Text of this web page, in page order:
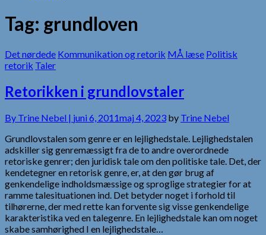
Tag: grundloven
Det nørdede Kommunikation og retorik MÅ læse Politisk
retorik Taler
Retorikken i grundlovstaler
By Trine Nebel | juni 6, 2011maj 4, 2023 by Trine Nebel
Grundlovstalen som genre er en lejlighedstale. Lejlighedstalen
adskiller sig genremæssigt fra de to andre overordnede
retoriske genrer; den juridisk tale om den politiske tale. Det, der
kendetegner en retorisk genre, er, at den gør brug af
genkendelige indholdsmæssige og sproglige strategier for at
ramme talesituationen ind. Det betyder noget i forhold til
tilhørerne, der med rette kan forvente sig visse genkendelige
karakteristika ved en talegenre. En lejlighedstale kan om noget
skabe samhørighed I en lejlighedstale…